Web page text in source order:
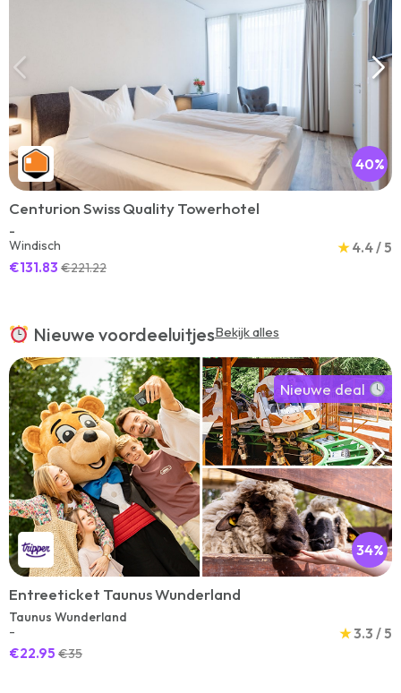
40%
Centurion Swiss Quality Towerhotel
-
Windisch
★ 4.4 / 5
€131.83 €221.22
Nieuwe voordeeluitjesBekijk alles
Nieuwe deal
34%
Entreeticket Taunus Wunderland
Taunus Wunderland
-
★3.3 / 5
€22.95 €35